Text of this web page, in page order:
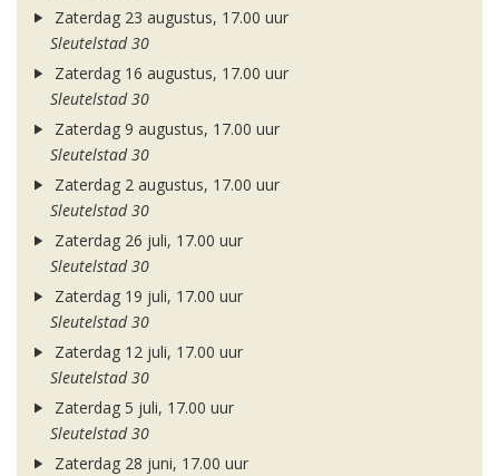
Zaterdag 23 augustus, 17.00 uur
Sleutelstad 30
Zaterdag 16 augustus, 17.00 uur
Sleutelstad 30
Zaterdag 9 augustus, 17.00 uur
Sleutelstad 30
Zaterdag 2 augustus, 17.00 uur
Sleutelstad 30
Zaterdag 26 juli, 17.00 uur
Sleutelstad 30
Zaterdag 19 juli, 17.00 uur
Sleutelstad 30
Zaterdag 12 juli, 17.00 uur
Sleutelstad 30
Zaterdag 5 juli, 17.00 uur
Sleutelstad 30
Zaterdag 28 juni, 17.00 uur